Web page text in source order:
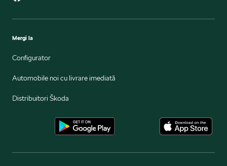
Mergi la
Configurator
Automobile noi cu livrare imediată
Distribuitori Škoda